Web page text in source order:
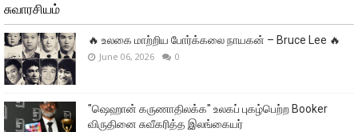
சுவாரசியம்
🔥 உலகை மாற்றிய போர்க்கலை நாயகன் – Bruce Lee 🔥
June 06, 2026 0
"ஷெஹான் கருணாதிலக்க" உலகப் புகழ்பெற்ற Booker
விருதினை சுவீகரித்த இலங்கையர்